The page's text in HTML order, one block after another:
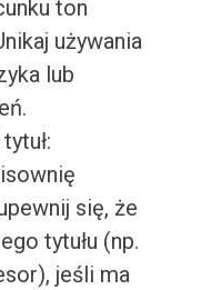
ton
używania
lub
się, że
tytułu (np.
jeśli ma